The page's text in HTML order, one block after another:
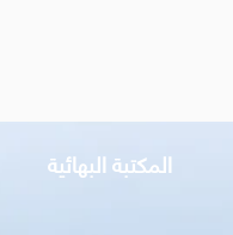
المكتبة البهائية